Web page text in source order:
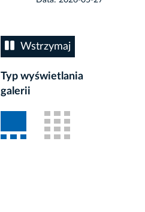
Wstrzymaj
Typ wyświetlania
galerii